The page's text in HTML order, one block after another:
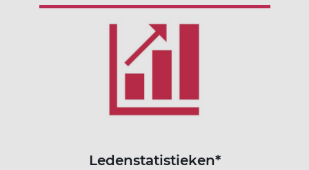
Ledenstatistieken*